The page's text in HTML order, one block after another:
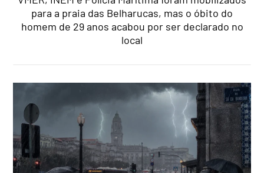
para a praia das Belharucas, mas o óbito do
homem de 29 anos acabou por ser declarado no
local